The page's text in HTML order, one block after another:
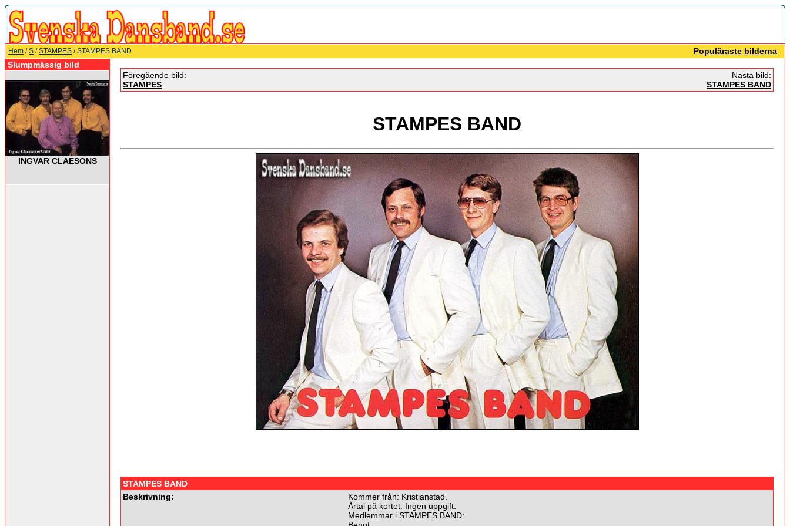
Hem /S /STAMPES / STAMPES BAND
Populäraste bilderna
Slumpmässig bild
INGVAR CLAESONS
Föregående bild:
STAMPES
Nästa bild:
STAMPES BAND
STAMPES BAND
STAMPES BAND
Beskrivning:
Kommer från: Kristianstad.
Årtal på kortet: Ingen uppgift.
Medlemmar i STAMPES BAND: